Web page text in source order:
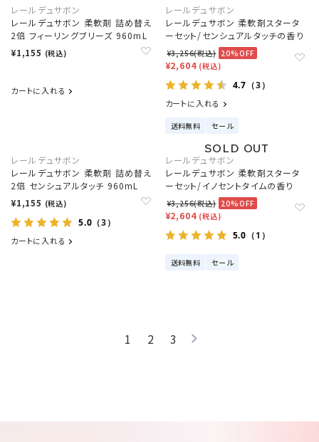
レールデュサボン
レールデュサボン 柔軟剤 詰め替え
2倍 フィーリングブリーズ 960mL
¥1,155 (税込)
カートに入れる
レールデュサボン
レールデュサボン 柔軟剤スタータ
ーセット/センシュアルタッチの香り
¥3,256(税込) 20%OFF
¥2,604 (税込)
4.7 （3）
カートに入れる
送料無料 セール
レールデュサボン
レールデュサボン 柔軟剤 詰め替え
2倍 センシュアルタッチ 960mL
¥1,155 (税込)
5.0 （3）
カートに入れる
レールデュサボン
レールデュサボン 柔軟剤スタータ
ーセット/イノセントタイムの香り
¥3,256(税込) 20%OFF
¥2,604 (税込)
5.0 （1）
送料無料 セール
1 2 3